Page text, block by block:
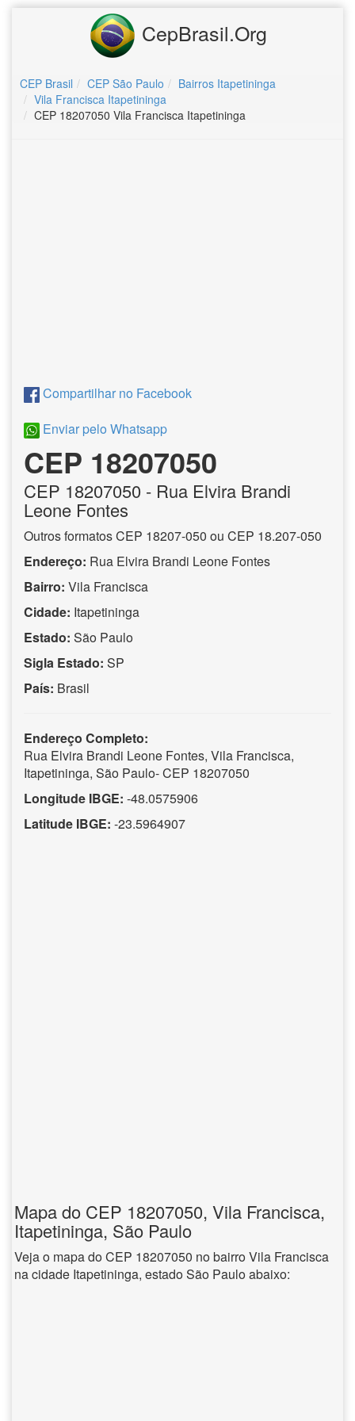
CepBrasil.Org
CEP Brasil CEP São Paulo
Bairros Itapetininga
Vila Francisca Itapetininga
CEP 18207050 Vila Francisca Itapetininga
Compartilhar no Facebook
Enviar pelo Whatsapp
CEP 18207050
CEP 18207050 - Rua Elvira Brandi
Leone Fontes
Outros formatos CEP 18207-050 ou CEP 18.207-050
Endereço: Rua Elvira Brandi Leone Fontes
Bairro: Vila Francisca
Cidade: Itapetininga
Estado: São Paulo
Sigla Estado: SP
País: Brasil
Endereço Completo:
Rua Elvira Brandi Leone Fontes, Vila Francisca,
Itapetininga, São Paulo- CEP 18207050
Longitude IBGE: -48.0575906
Latitude IBGE: -23.5964907
Mapa do CEP 18207050, Vila Francisca,
Itapetininga, São Paulo
Veja o mapa do CEP 18207050 no bairro Vila Francisca
na cidade Itapetininga, estado São Paulo abaixo: